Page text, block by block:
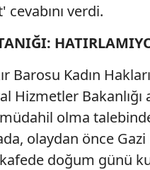
cevabını verdi.
Barosu Kadın
Hizmetler Bakanlığı
olma
olaydan önce
doğum günü